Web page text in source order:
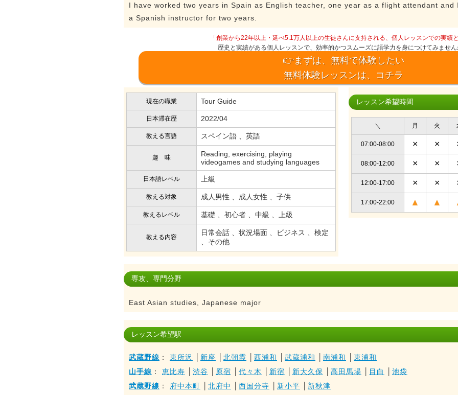
I have worked two years in Spain as English teacher, one year as a flight attendant and
a Spanish instructor for two years.
「創業から22年以上・延べ5.1万人以上の生徒さんに支持される、個人レッスンでの実績と
歴史と実績がある個人レッスンで、効率的かつスムーズに語学力を身につけてみません
👉まずは、無料で体験したい
無料体験レッスンは、コチラ
現在の職業 Tour Guide
日本滞在歴 2022/04
教える言語 スペイン語 、英語
趣 味
Reading, exercising, playing
videogames and studying languages
日本語レベル 上級
教える対象 成人男性 、成人女性 、子供
教えるレベル 基礎 、初心者 、中級 、上級
教える内容
日常会話 、状況場面 、ビジネス 、検定
、その他
レッスン希望時間
＼ 月 火
07:00-08:00 × ×
08:00-12:00 × ×
12:00-17:00 × ×
17:00-22:00 ▲ ▲
専攻、専門分野
East Asian studies, Japanese major
レッスン希望駅
武蔵野線 ： 東所沢 新座 北朝霞 西浦和 武蔵浦和 南浦和
東浦和
山手線 ： 恵比寿 渋谷 原宿 代々木 新宿 新大久保 高田馬場 目白
池袋
武蔵野線 ： 府中本町 北府中 西国分寺 新小平
新秋津